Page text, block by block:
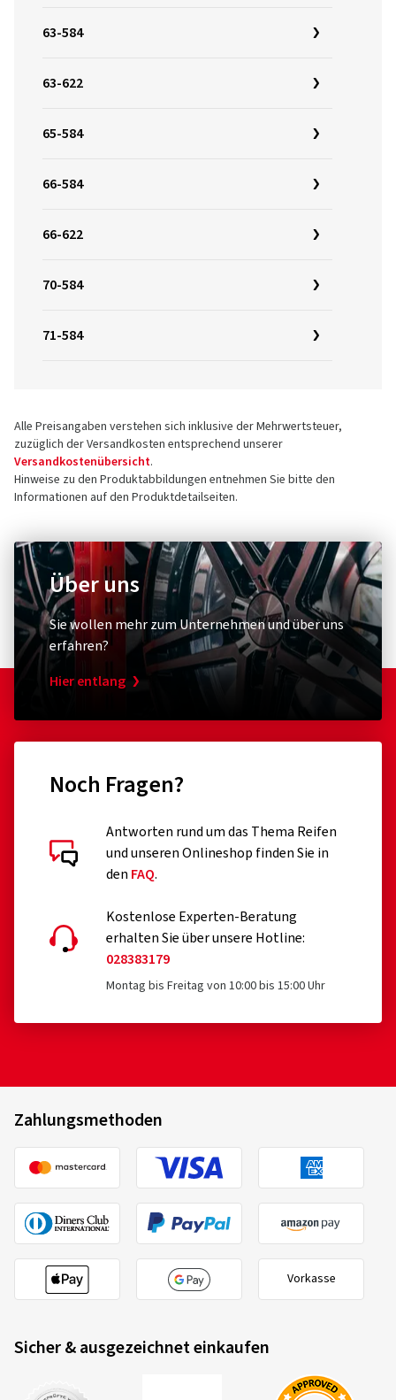
63-584
63-622
65-584
66-584
66-622
70-584
71-584
Alle Preisangaben verstehen sich inklusive der Mehrwertsteuer,
zuzüglich der Versandkosten entsprechend unserer
Versandkostenübersicht.
Hinweise zu den Produktabbildungen entnehmen Sie bitte den
Informationen auf den Produktdetailseiten.
Über uns
Sie wollen mehr zum Unternehmen und über uns
erfahren?
Hier entlang
Noch Fragen?
Antworten rund um das Thema Reifen
und unseren Onlineshop finden Sie in
den FAQ.
Kostenlose Experten-Beratung
erhalten Sie über unsere Hotline:
028383179
Montag bis Freitag von 10:00 bis 15:00 Uhr
Zahlungsmethoden
Vorkasse
Sicher & ausgezeichnet einkaufen